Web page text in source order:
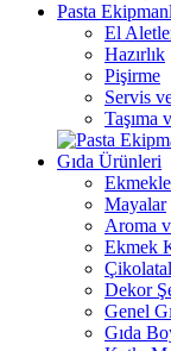
Pasta
El
Hazırlık
Pişirme
Servis
Taşıma
Gıda Ürünleri
Mayalar
Aroma
Ekmek
Dekor
Genel
Gıda